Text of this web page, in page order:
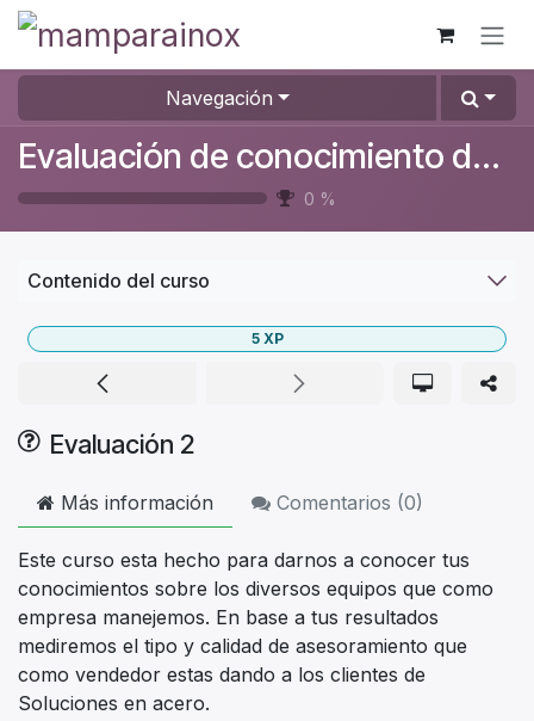
Ir al contenido
Navegación
Evaluación de conocimiento de los equipos
0 %
Contenido del curso
Evaluación 2
5 XP
Más información Comentarios (0)
Este curso esta hecho para darnos a conocer tus
conocimientos sobre los diversos equipos que como
empresa manejemos. En base a tus resultados
mediremos el tipo y calidad de asesoramiento que
como vendedor estas dando a los clientes de
Soluciones en acero.